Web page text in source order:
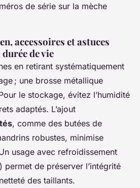
de série sur la mèche
accessoires et astuces
de vie
en retirant systématiquement
; une brosse métallique
le stockage, évitez l’humidité
adaptés. L’ajout
, comme des butées de
robustes, minimise
usage avec refroidissement
permet de préserver l’intégrité
des taillants.